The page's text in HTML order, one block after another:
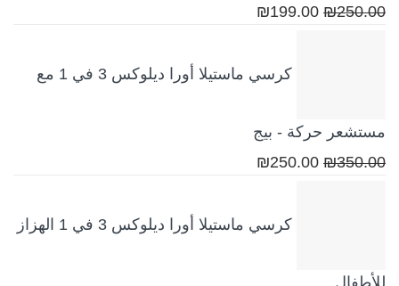
₪250.00
السعر ₪199.00
₪199.00.
كرسي ماستيلا أورا ديلوكس 3 في 1 مع
مستشعر حركة - بيج
₪350.00
السعر ₪250.00
₪250.00.
كرسي ماستيلا أورا ديلوكس 3 في 1 الهزاز
للأطفال